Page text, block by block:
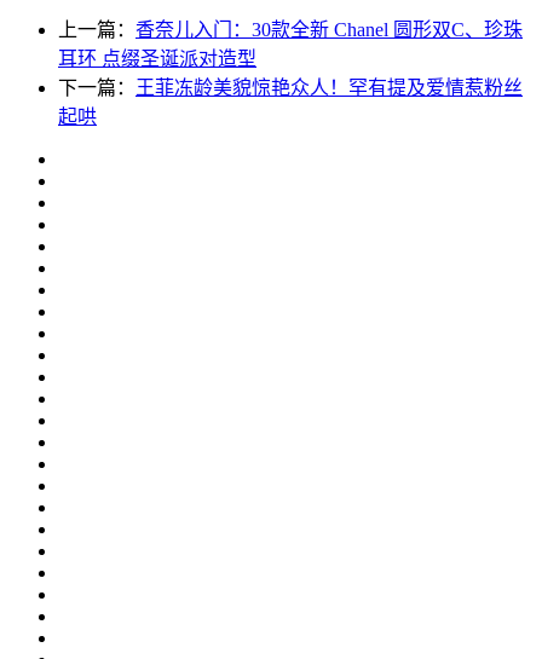
上一篇： 香奈儿入门：30款全新 Chanel 圆形双C、珍珠
耳环 点缀圣诞派对造型
下一篇：
王菲冻龄美貌惊艳众人！罕有提及爱情惹粉丝
起哄